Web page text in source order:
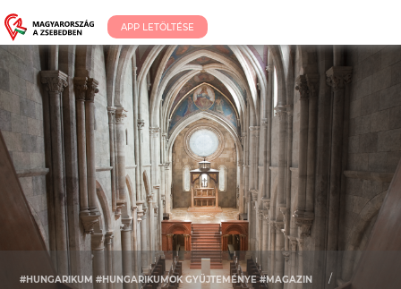
APP LETÖLTÉSE
#HUNGARIKUM #HUNGARIKUMOK GYŰJTEMÉNYE #MAGAZIN
/